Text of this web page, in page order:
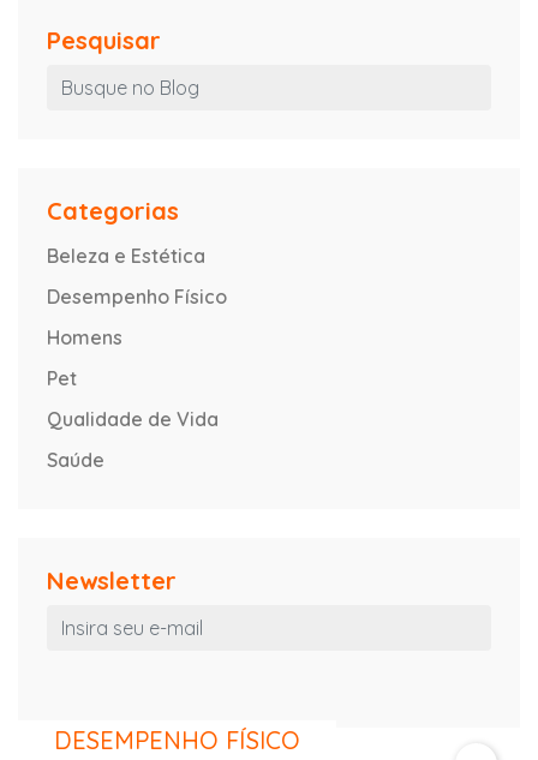
Pesquisar
Categorias
Beleza e Estética
Desempenho Físico
Homens
Pet
Qualidade de Vida
Saúde
Newsletter
DESEMPENHO FÍSICO